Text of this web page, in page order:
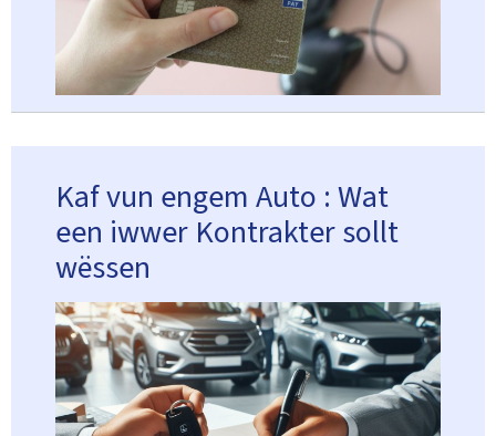
Kaf vun engem Auto : Wat
een iwwer Kontrakter sollt
wëssen